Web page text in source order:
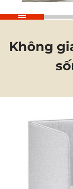
Không